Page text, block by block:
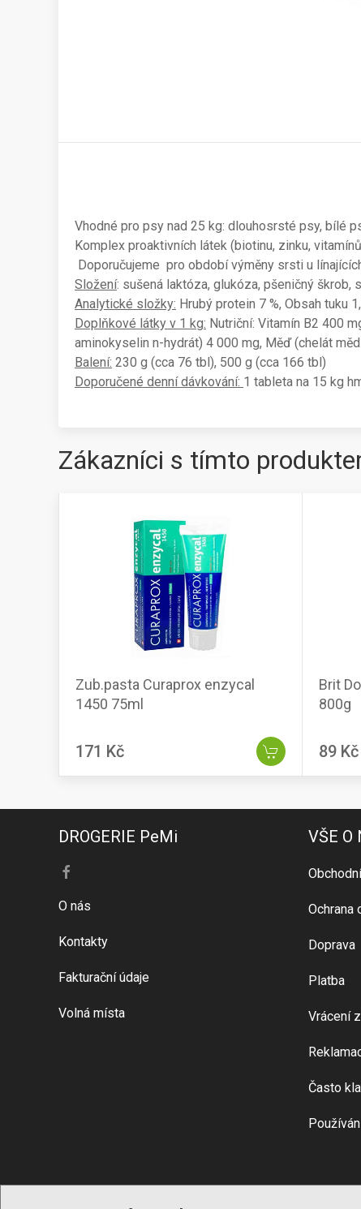
Vhodné pro psy nad 25 kg: dlouhosrsté psy, bílé
Komplex proaktivních látek (biotinu, zinku,
Doporučujeme pro období výměny srsti u
Složení: sušená laktóza, glukóza, pšeničný škrob,
Analytické složky: Hrubý protein 7 %, Obsah tuku
Doplňkové látky v 1 kg: Nutriční: Vitamín B2 400
aminokyselin n-hydrát) 4 000 mg, Měď (chelát
Balení: 230 g (cca 76 tbl), 500 g (cca 166 tbl)
Doporučené denní dávkování: 1 tableta na 15 kg
Zákazníci s tímto
Zub.pasta Curaprox enzycal
1450 75ml
171 Kč
Brit
800g
89 Kč
DROGERIE PeMi
O nás
Kontakty
Fakturační údaje
Volná místa
VŠE O
Ochrana
Doprava
Platba
Vrácení
Často